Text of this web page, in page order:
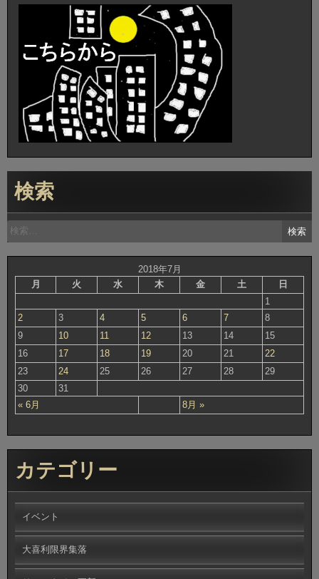
検索
検
索:
2018年7月
月
火 水 木 金 土 日
« 6月 8月 »
1
2
3 4 5 6 7
8
9
10 11 12 13 14
15
16
17 18 19 20 21
22
23
24 25 26 27 28
29
30
31
カテゴリー
イベント
大喜利限界集落